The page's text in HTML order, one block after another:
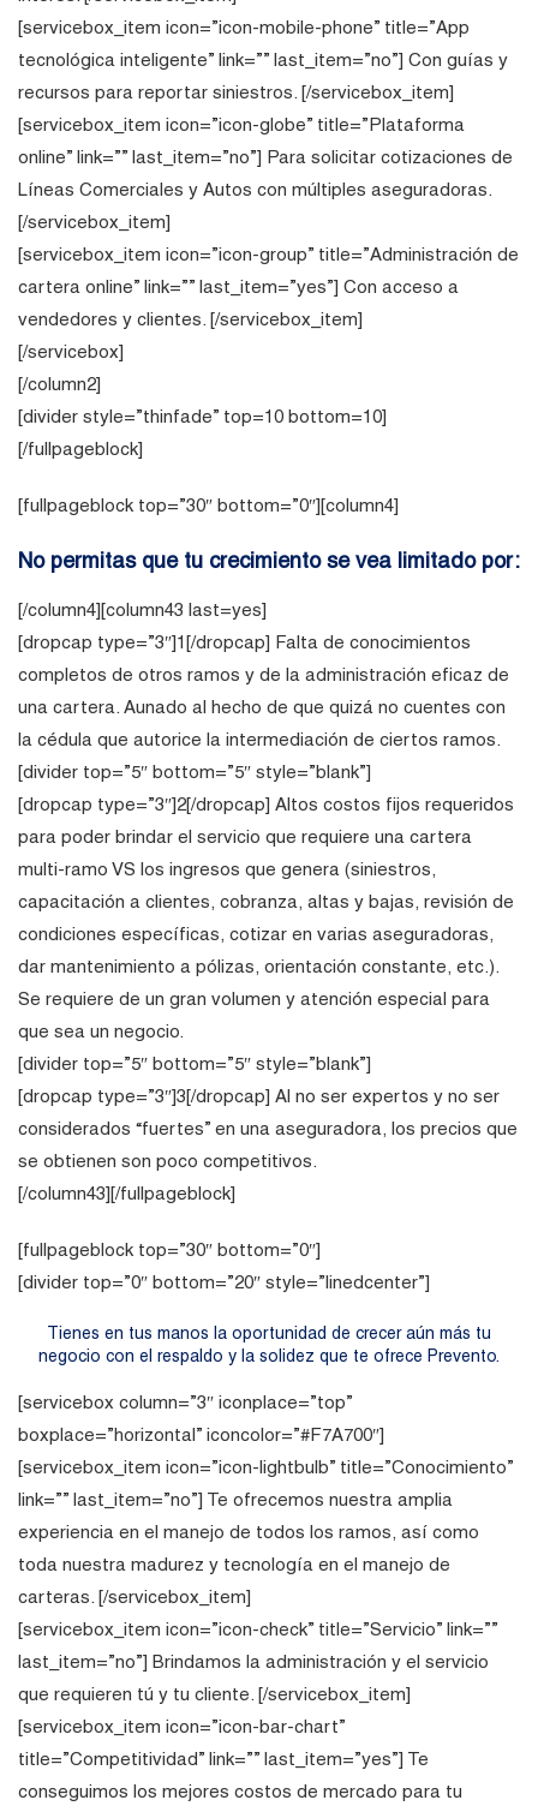
[servicebox_item icon=”icon-mobile-phone” title=”App
tecnológica inteligente” link=”” last_item=”no”] Con guías y
recursos para reportar siniestros. [/servicebox_item]
[servicebox_item icon=”icon-globe” title=”Plataforma
online” link=”” last_item=”no”] Para solicitar cotizaciones de
Líneas Comerciales y Autos con múltiples aseguradoras.
[/servicebox_item]
[servicebox_item icon=”icon-group” title=”Administración de
cartera online” link=”” last_item=”yes”] Con acceso a
vendedores y clientes. [/servicebox_item]
[/servicebox]
[/column2]
[divider style=”thinfade” top=10 bottom=10]
[/fullpageblock]
[fullpageblock top=”30″ bottom=”0″][column4]
No permitas que tu crecimiento se vea limitado por:
[/column4][column43 last=yes]
[dropcap type=”3″]1[/dropcap] Falta de conocimientos
completos de otros ramos y de la administración eficaz de
una cartera. Aunado al hecho de que quizá no cuentes con
la cédula que autorice la intermediación de ciertos ramos.
[divider top=”5″ bottom=”5″ style=”blank”]
[dropcap type=”3″]2[/dropcap] Altos costos fijos requeridos
para poder brindar el servicio que requiere una cartera
multi-ramo VS los ingresos que genera (siniestros,
capacitación a clientes, cobranza, altas y bajas, revisión de
condiciones específicas, cotizar en varias aseguradoras,
dar mantenimiento a pólizas, orientación constante, etc.).
Se requiere de un gran volumen y atención especial para
que sea un negocio.
[divider top=”5″ bottom=”5″ style=”blank”]
[dropcap type=”3″]3[/dropcap] Al no ser expertos y no ser
considerados “fuertes” en una aseguradora, los precios que
se obtienen son poco competitivos.
[/column43][/fullpageblock]
[fullpageblock top=”30″ bottom=”0″]
[divider top=”0″ bottom=”20″ style=”linedcenter”]
Tienes en tus manos la oportunidad de crecer aún más tu
negocio con el respaldo y la solidez que te ofrece Prevento.
[servicebox column=”3″ iconplace=”top”
boxplace=”horizontal” iconcolor=”#F7A700″]
[servicebox_item icon=”icon-lightbulb” title=”Conocimiento”
link=”” last_item=”no”] Te ofrecemos nuestra amplia
experiencia en el manejo de todos los ramos, así como
toda nuestra madurez y tecnología en el manejo de
carteras. [/servicebox_item]
[servicebox_item icon=”icon-check” title=”Servicio” link=””
last_item=”no”] Brindamos la administración y el servicio
que requieren tú y tu cliente. [/servicebox_item]
[servicebox_item icon=”icon-bar-chart”
title=”Competitividad” link=”” last_item=”yes”] Te
conseguimos los mejores costos de mercado para tu